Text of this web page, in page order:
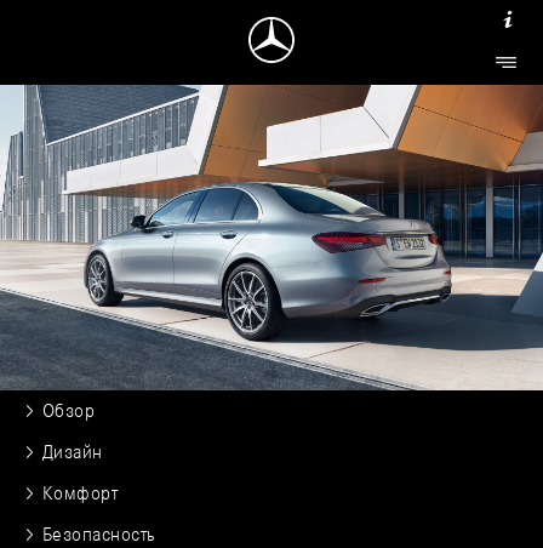
Обзор
Дизайн
Комфорт
Безопасность